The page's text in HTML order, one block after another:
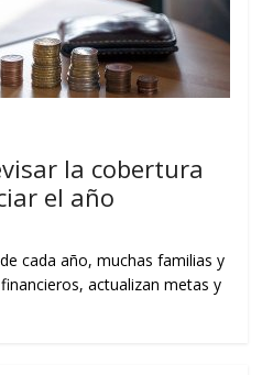
la cobertura
el año
cada año, muchas familias y
actualizan metas y